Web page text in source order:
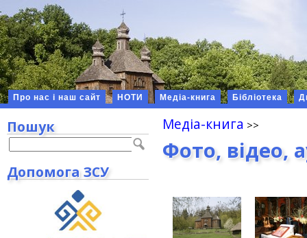
Про нас і наш сайт НОТИ Медіа-книга Бібліотека
Медіа-книга
Фото, відео,
Пошук
Допомога ЗСУ